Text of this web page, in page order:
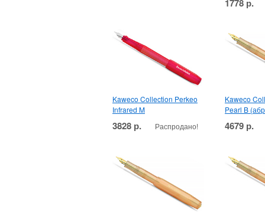
1778 р.
Kaweco Collection Perkeo
Infrared M
3828 р. Распродано!
Kaweco
Pearl B
4679 р.